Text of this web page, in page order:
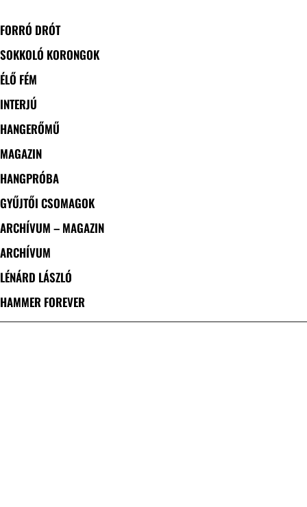
FORRÓ DRÓT
SOKKOLÓ KORONGOK
ÉLŐ FÉM
INTERJÚ
HANGERŐMŰ
MAGAZIN
HANGPRÓBA
GYŰJTŐI CSOMAGOK
ARCHÍVUM – MAGAZIN
ARCHÍVUM
LÉNÁRD LÁSZLÓ
HAMMER FOREVER